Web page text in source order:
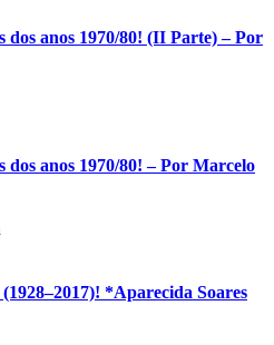
anos 1970/80! (II Parte) – Por
anos 1970/80! – Por Marcelo
*Aparecida Soares